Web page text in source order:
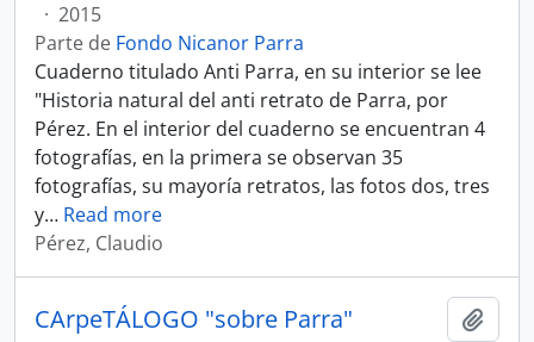
· 2015
Parte de Fondo Nicanor Parra
Cuaderno titulado Anti Parra, en su interior se lee
"Historia natural del anti retrato de Parra, por
Pérez. En el interior del cuaderno se encuentran 4
fotografías, en la primera se observan 35
fotografías, su mayoría retratos, las fotos dos, tres
y… Read more
Pérez, Claudio
CArpeTÁLOGO "sobre Parra"